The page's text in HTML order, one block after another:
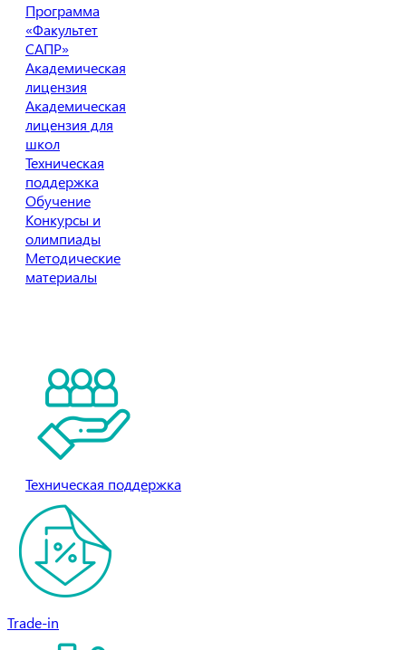
Программа
«Факультет
САПР»
Академическая
лицензия
Академическая
лицензия для
школ
Техническая
поддержка
Обучение
Конкурсы и
олимпиады
Методические
материалы
Техническая поддержка
Trade-in